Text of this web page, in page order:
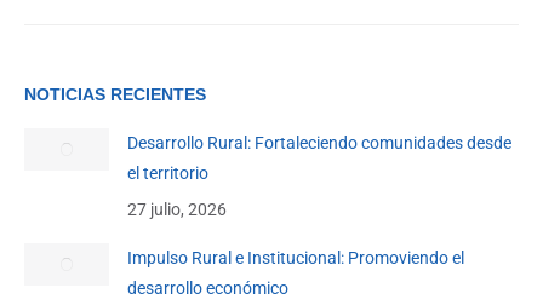
NOTICIAS RECIENTES
Desarrollo Rural: Fortaleciendo comunidades desde
el territorio
27 julio, 2026
Impulso Rural e Institucional: Promoviendo el
desarrollo económico